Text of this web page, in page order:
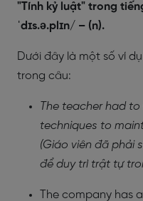
"Tính kỷ luật" trong
ˈdɪs.ə.plɪn/ – (n).
Dưới đây là một số ví
trong câu:
The teacher had
techniques to
(Giáo viên đã phải
để duy trì trật tự
The company has